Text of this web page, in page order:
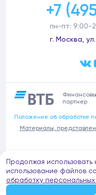
+7
пн-пт: 9:00-
г. Москва,
партнер
Положение об обработке
Материалы,
В связи с участившимися
имени компании
отделочных материалов
компания Донстрой
представительств
Продолжая
использование файлов
обработку